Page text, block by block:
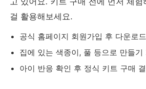
걸 활용해보세요.
공식 홈페이지 회원가입 후 다운로드
집에 있는 색종이, 풀 등으로 만들기
아이 반응 확인 후 정식 키트 구매